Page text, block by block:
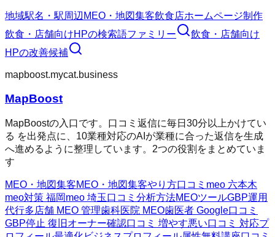
地域駅名・駅周辺 MEO・地図集客飲食店ホームページ制作
飲食・店舗向けHPの検索語ファミリー
飲食・店舗向け
HPの改善候補
mapboost.mycat.business
MapBoost
MapBoostの入口です。口コミ返信に毎日30分以上かけてい
る を出発点に、10業種対応のAIが業種に合った返信を生成
へ進めるように整理しています。2つの役割をまとめていま
す
MEO・地図集客MEO・地図集客やり方口コミ meo 六本木
meo対策 福岡meo 埼玉口コミ分析方法MEOツールGBP運用
代行多店舗 MEO 管理歯科医院 MEO歯医者 Google口コミ
GBP停止 復旧 オーナー確認口コミ 増やす悪い口コミ 対応プ